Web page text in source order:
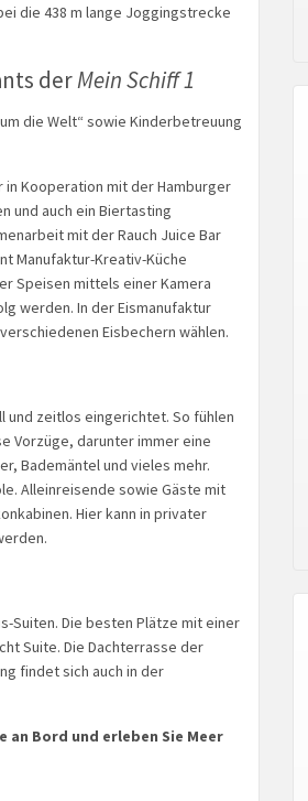
die 438 m lange Joggingstrecke
derMein Schiff 1
die Welt“ sowie Kinderbetreuung
in Kooperation mit der Hamburger
und auch ein Biertasting
mit der Rauch Juice Bar
Manufaktur-Kreativ-Küche
Speisen mittels einer Kamera
werden. In der Eismanufaktur
Eisbechern wählen.
zeitlos eingerichtet. So fühlen
Vorzüge, darunter immer eine
Bademäntel und vieles mehr.
Alleinreisende sowie Gäste mit
Hier kann in privater
Suiten. Die besten Plätze mit einer
Suite. Die Dachterrasse der
findet sich auch in der
an Bord und erleben Sie Meer